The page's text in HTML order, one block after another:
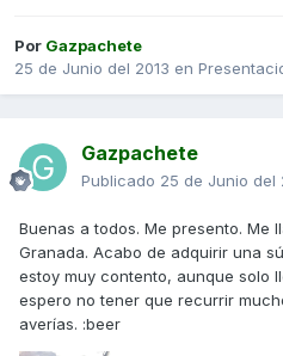
Por Gazpachete
25 de Junio del 2013 en
Gazpachete
Publicado 25 de Junio del
Buenas a todos. Me presento. Me
Granada. Acabo de adquirir una
estoy muy contento, aunque solo
espero no tener que recurrir
averías. :beer